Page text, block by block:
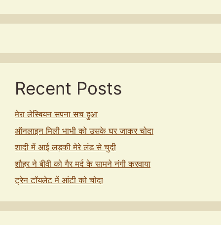
Recent Posts
मेरा लेस्बियन सपना सच हुआ
ऑनलाइन मिली भाभी को उसके घर जाकर चोदा
शादी में आई लड़की मेरे लंड से चुदी
शौहर ने बीवी को गैर मर्द के सामने नंगी करवाया
ट्रेन टॉयलेट में आंटी को चोदा